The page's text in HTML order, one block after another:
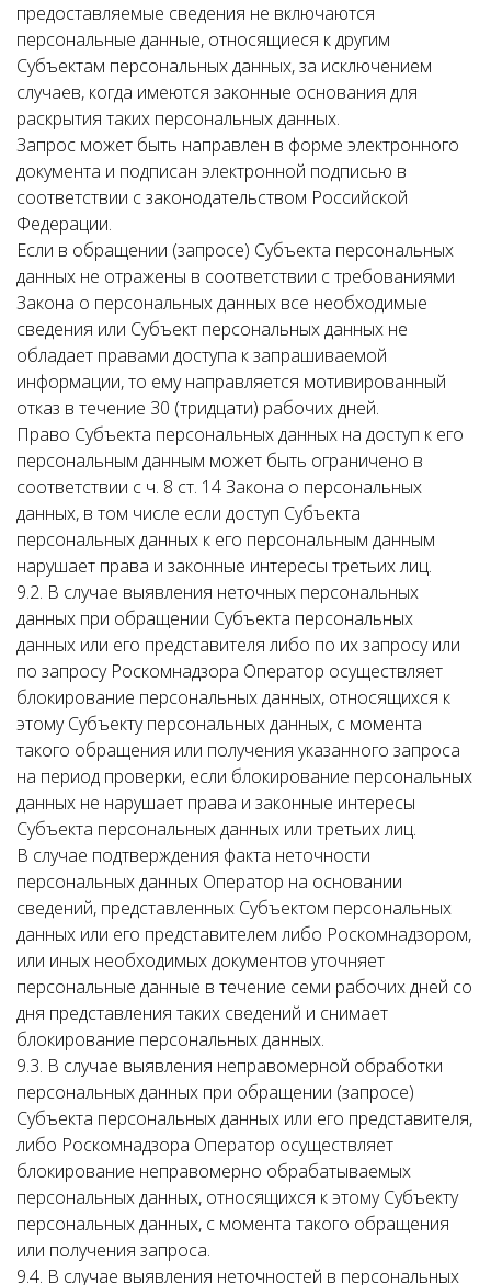
предоставляемые сведения не включаются
персональные данные, относящиеся к другим
Субъектам персональных данных, за исключением
случаев, когда имеются законные основания для
раскрытия таких персональных данных.
Запрос может быть направлен в форме электронного
документа и подписан электронной подписью в
соответствии с законодательством Российской
Федерации.
Если в обращении (запросе) Субъекта персональных
данных не отражены в соответствии с требованиями
Закона о персональных данных все необходимые
сведения или Субъект персональных данных не
обладает правами доступа к запрашиваемой
информации, то ему направляется мотивированный
отказ в течение 30 (тридцати) рабочих дней.
Право Субъекта персональных данных на доступ к его
персональным данным может быть ограничено в
соответствии с ч. 8 ст. 14 Закона о персональных
данных, в том числе если доступ Субъекта
персональных данных к его персональным данным
нарушает права и законные интересы третьих лиц.
9.2. В случае выявления неточных персональных
данных при обращении Субъекта персональных
данных или его представителя либо по их запросу или
по запросу Роскомнадзора Оператор осуществляет
блокирование персональных данных, относящихся к
этому Субъекту персональных данных, с момента
такого обращения или получения указанного запроса
на период проверки, если блокирование персональных
данных не нарушает права и законные интересы
Субъекта персональных данных или третьих лиц.
В случае подтверждения факта неточности
персональных данных Оператор на основании
сведений, представленных Субъектом персональных
данных или его представителем либо Роскомнадзором,
или иных необходимых документов уточняет
персональные данные в течение семи рабочих дней со
дня представления таких сведений и снимает
блокирование персональных данных.
9.3. В случае выявления неправомерной обработки
персональных данных при обращении (запросе)
Субъекта персональных данных или его представителя,
либо Роскомнадзора Оператор осуществляет
блокирование неправомерно обрабатываемых
персональных данных, относящихся к этому Субъекту
персональных данных, с момента такого обращения
или получения запроса.
9.4. В случае выявления неточностей в персональных